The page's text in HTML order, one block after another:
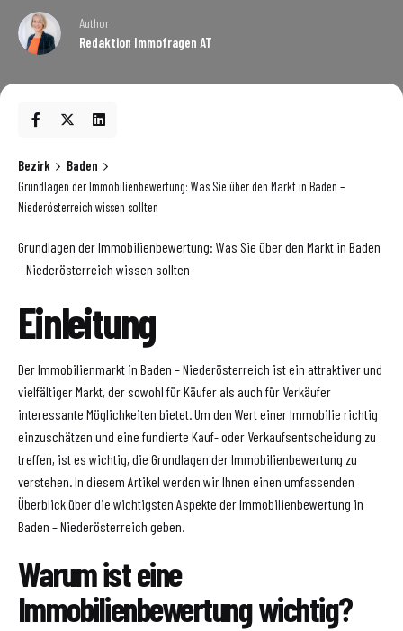
Author
Redaktion Immofragen AT
Bezirk
Baden
Grundlagen der Immobilienbewertung: Was Sie über den Markt in Baden –
Niederösterreich wissen sollten
Grundlagen der Immobilienbewertung: Was Sie über den Markt in Baden
– Niederösterreich wissen sollten
Einleitung
Der Immobilienmarkt in Baden – Niederösterreich ist ein attraktiver und
vielfältiger Markt, der sowohl für Käufer als auch für Verkäufer
interessante Möglichkeiten bietet. Um den Wert einer Immobilie richtig
einzuschätzen und eine fundierte Kauf- oder Verkaufsentscheidung zu
treffen, ist es wichtig, die Grundlagen der Immobilienbewertung zu
verstehen. In diesem Artikel werden wir Ihnen einen umfassenden
Überblick über die wichtigsten Aspekte der Immobilienbewertung in
Baden – Niederösterreich geben.
Warum ist eine
Immobilienbewertung wichtig?